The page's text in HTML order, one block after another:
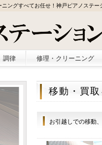
ングすべてお任せ！神戸ピアノステー
移動・買取
お引越しでの移動
調律 修理・クリーニング